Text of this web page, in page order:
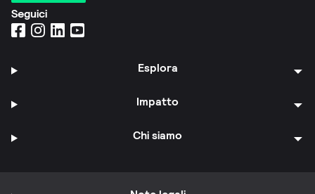
Seguici
Esplora
Impatto
Chi siamo